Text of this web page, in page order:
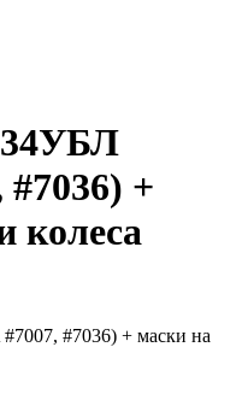
+
колеса
#7036) + маски на